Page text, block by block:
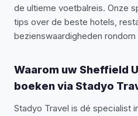
de ultieme voetbalreis. Onze
tips over de beste hotels,
bezienswaardigheden rondom
Waarom uw Sheffield
boeken via Stadyo
Stadyo Travel is dé specialist